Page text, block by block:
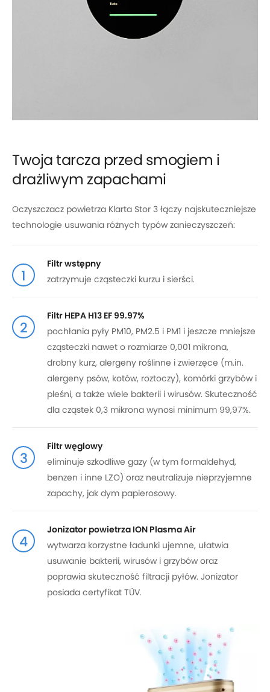
Twoja tarcza przed smogiem i
drażliwym zapachami
Oczyszczacz powietrza Klarta Stor 3 łączy najskuteczniejsze
technologie usuwania różnych typów zanieczyszczeń:
1
Filtr wstępny
zatrzymuje cząsteczki kurzu i sierści.
2
Filtr HEPA H13 EF 99.97%
pochłania pyły PM10, PM2.5 i PM1 i jeszcze mniejsze
cząsteczki nawet o rozmiarze 0,001 mikrona,
drobny kurz, alergeny roślinne i zwierzęce (m.in.
alergeny psów, kotów, roztoczy), komórki grzybów i
pleśni, a także wiele bakterii i wirusów. Skuteczność
dla cząstek 0,3 mikrona wynosi minimum 99,97%.
3
Filtr węglowy
eliminuje szkodliwe gazy (w tym formaldehyd,
benzen i inne LZO) oraz neutralizuje nieprzyjemne
zapachy, jak dym papierosowy.
4
Jonizator powietrza ION Plasma Air
wytwarza korzystne ładunki ujemne, ułatwia
usuwanie bakterii, wirusów i grzybów oraz
poprawia skuteczność filtracji pyłów. Jonizator
posiada certyfikat TÜV.